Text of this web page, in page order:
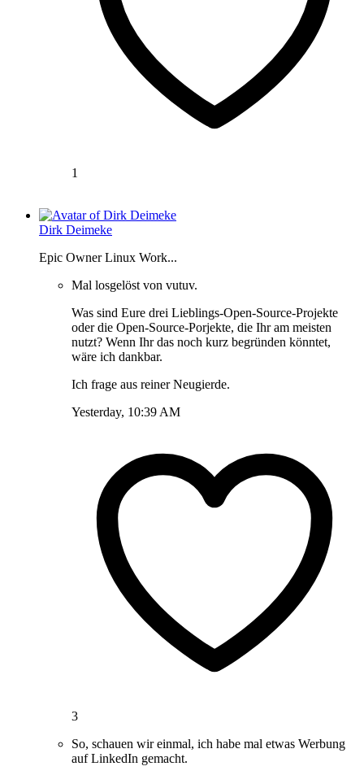
1
Dirk Deimeke
Epic Owner Linux Work...
Mal losgelöst von vutuv.
Was sind Eure drei Lieblings-Open-Source-Projekte
oder die Open-Source-Porjekte, die Ihr am meisten
nutzt? Wenn Ihr das noch kurz begründen könntet,
wäre ich dankbar.
Ich frage aus reiner Neugierde.
Yesterday, 10:39 AM
3
So, schauen wir einmal, ich habe mal etwas Werbung
auf LinkedIn gemacht.